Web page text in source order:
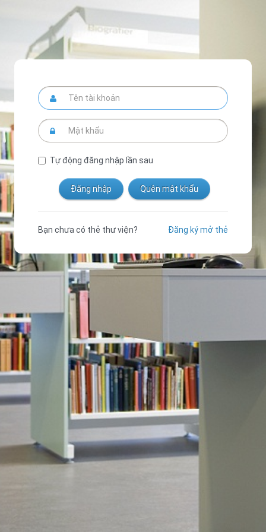
Tự động đăng nhập lần sau
Bạn chưa có thẻ thư viện? Đăng ký mở thẻ